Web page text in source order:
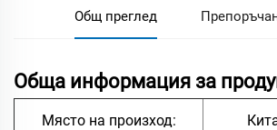
Общ преглед
Обща информация за
Място на произход: